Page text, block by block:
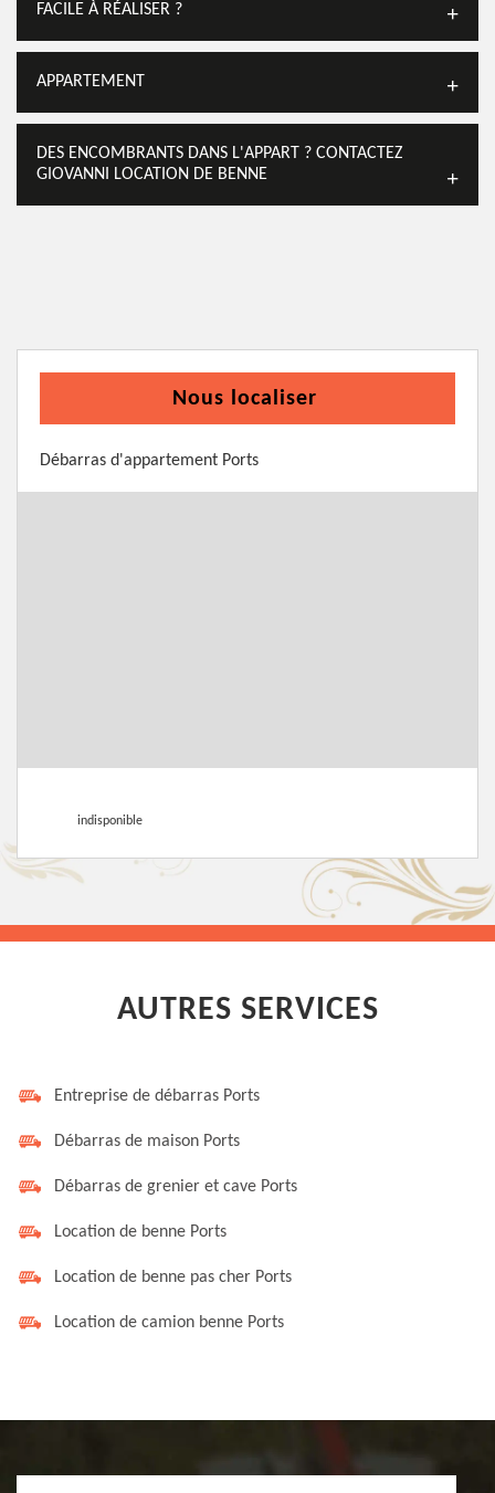
FACILE À RÉALISER ?
APPARTEMENT
DES ENCOMBRANTS DANS L'APPART ? CONTACTEZ
GIOVANNI LOCATION DE BENNE
Nous localiser
Débarras d'appartement Ports
indisponible
AUTRES SERVICES
Entreprise de débarras Ports
Débarras de maison Ports
Débarras de grenier et cave Ports
Location de benne Ports
Location de benne pas cher Ports
Location de camion benne Ports